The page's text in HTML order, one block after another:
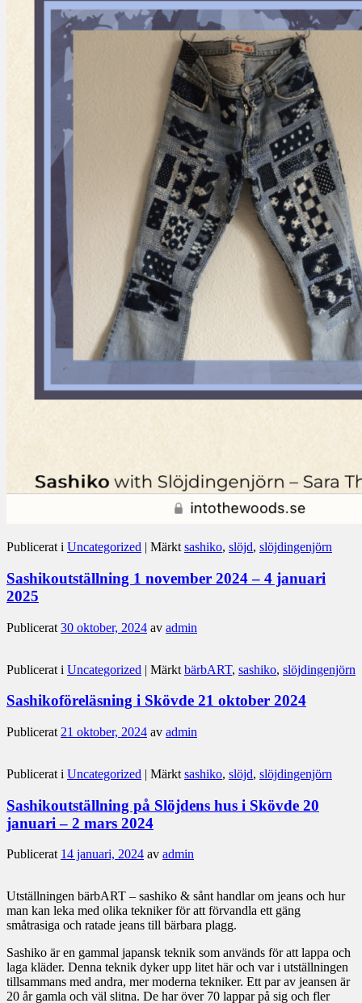
Publicerat i Uncategorized | Märkt sashiko, slöjd, slöjdingenjörn
Sashikoutställning 1 november 2024 – 4 januari
2025
Publicerat 30 oktober, 2024 av admin
Publicerat i Uncategorized | Märkt bärbART, sashiko, slöjdingenjörn
Sashikoföreläsning i Skövde 21 oktober 2024
Publicerat 21 oktober, 2024 av admin
Publicerat i Uncategorized | Märkt sashiko, slöjd, slöjdingenjörn
Sashikoutställning på Slöjdens hus i Skövde 20
januari – 2 mars 2024
Publicerat 14 januari, 2024 av admin
Utställningen bärbART – sashiko & sånt handlar om jeans och hur
man kan leka med olika tekniker för att förvandla ett gäng
småtrasiga och ratade jeans till bärbara plagg.
Sashiko är en gammal japansk teknik som används för att lappa och
laga kläder. Denna teknik dyker upp litet här och var i utställningen
tillsammans med andra, mer moderna tekniker. Ett par av jeansen är
20 år gamla och väl slitna. De har över 70 lappar på sig och fler